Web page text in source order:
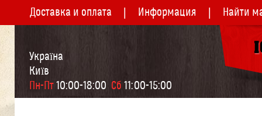
Доставка и оплата Информация Найти
Україна
Київ
Пн-Пт 10:00-18:00 Сб 11:00-15:00